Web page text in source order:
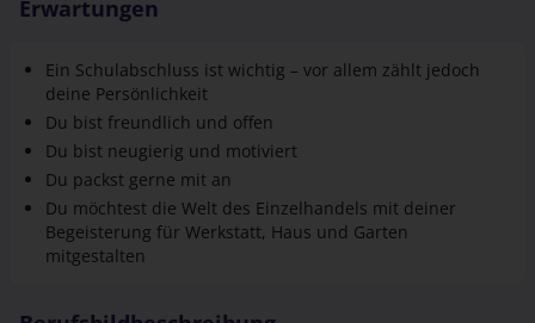
Ein Schulabschluss ist wichtig – vor allem zählt jedoch
Du bist freundlich und offen
Du bist neugierig und motiviert
Du packst gerne mit an
Du möchtest die Welt des Einzel­handels mit deiner
Begeisterung für Werkstatt, Haus und Garten
mitgestalten